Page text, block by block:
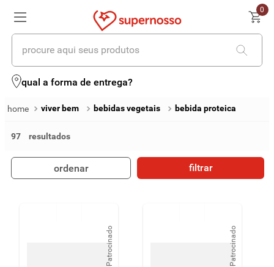
0
procure aqui seus produtos
qual a forma de entrega?
viver bem bebidas vegetais bebida proteica
97
ordenar filtrar
Patrocinado Patrocinado
termos mais buscados
4º iogurte